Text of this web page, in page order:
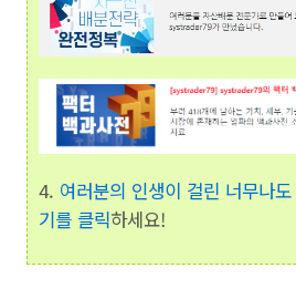
4. 여러분의 인생이 걸린 너무나
기를 클릭하세요!